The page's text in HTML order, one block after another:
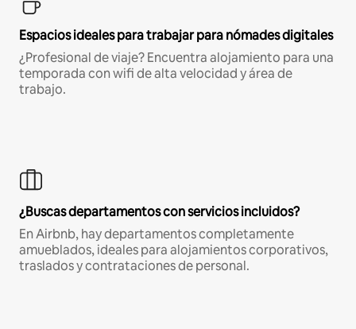
Espacios ideales para trabajar para nómades digitales
¿Profesional de viaje? Encuentra alojamiento para una
temporada con wifi de alta velocidad y área de
trabajo.
¿Buscas departamentos con servicios incluidos?
En Airbnb, hay departamentos completamente
amueblados, ideales para alojamientos corporativos,
traslados y contrataciones de personal.